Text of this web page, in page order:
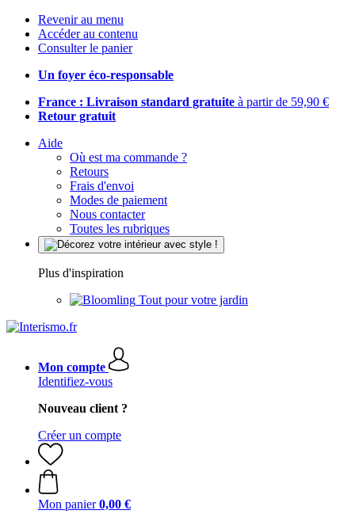
Revenir au menu
Accéder au contenu
Consulter le panier
Un foyer éco-responsable
France : Livraison standard gratuite à partir de 59,90 €
Retour gratuit
Aide
Où est ma commande ?
Retours
Frais d'envoi
Modes de paiement
Nous contacter
Toutes les rubriques
Plus d'inspiration
Tout pour votre jardin
Mon compte
Identifiez-vous
Nouveau client ?
Créer un compte
Mon panier 0,00 €